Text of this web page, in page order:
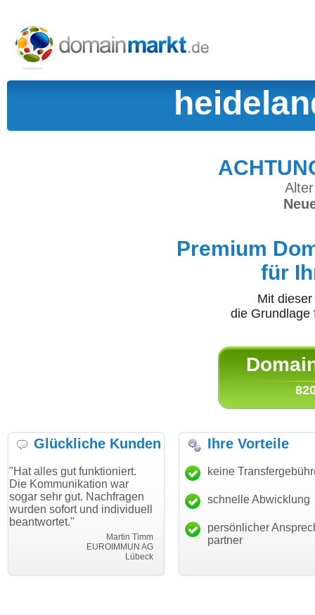
Premium
für
Mit
die
Glückliche Kunden
funktioniert.
war
Nachfragen
und individuell
EUROIMMUN AG
"Danke für den schnellen
Transfer und guten Service!"
Thomas Schäfer
i can eckert communication GmbH
"Ich bin
haben.
mein
Ihre Vorteile
keine
schnelle Abwicklung
persönlicher
partner